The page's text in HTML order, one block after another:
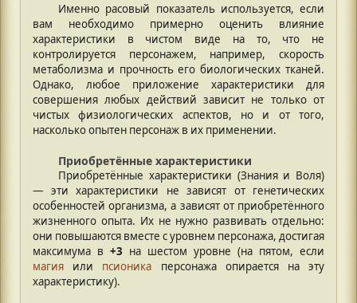
Именно расовый показатель используется, если
вам необходимо примерно оценить влияние
характеристики в чистом виде на то, что не
контролируется персонажем, например, скорость
метаболизма и прочность его биологических тканей.
Однако, любое приложение характеристики для
совершения любых действий зависит не только от
чистых физиологических аспектов, но и от того,
насколько опытен персонаж в их применении.
Приобретённые характеристики
Приобретённые характеристики (Знания и Воля)
— эти характеристики не зависят от генетических
особенностей организма, а зависят от приобретённого
жизненного опыта. Их не нужно развивать отдельно:
они повышаются вместе с уровнем персонажа, достигая
максимума в +3 на шестом уровне (на пятом, если
магия или псионика персонажа опирается на эту
характеристику).